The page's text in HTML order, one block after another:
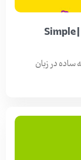
آموزش زمان آینده ساده در انگلیسی | Simple
در زبان